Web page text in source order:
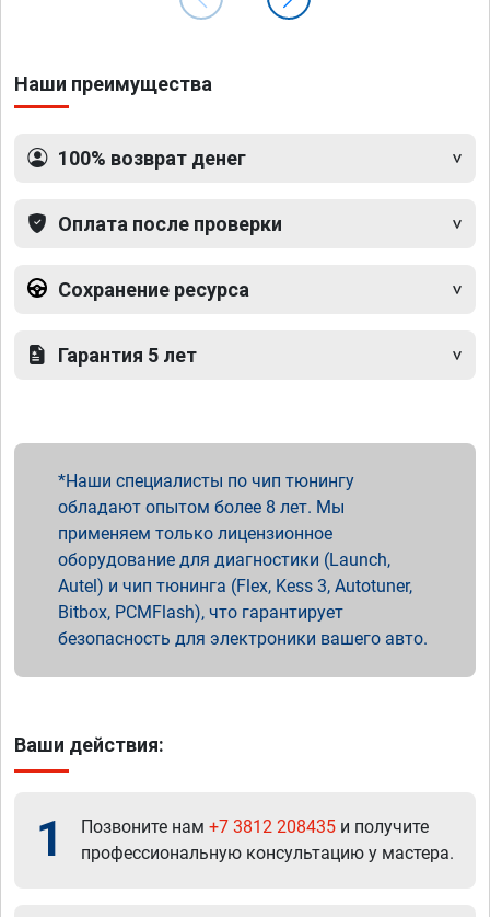
Наши преимущества
100% возврат денег
Оплата после проверки
Сохранение ресурса
Гарантия 5 лет
Наши специалисты по чип тюнингу
обладают опытом более 8 лет. Мы
применяем только лицензионное
оборудование для диагностики (Launch,
Autel) и чип тюнинга (Flex, Kess 3, Autotuner,
Bitbox, PCMFlash), что гарантирует
безопасность для электроники вашего авто.
Ваши действия:
1 Позвоните нам +7 3812 208435 и получите
профессиональную консультацию у мастера.